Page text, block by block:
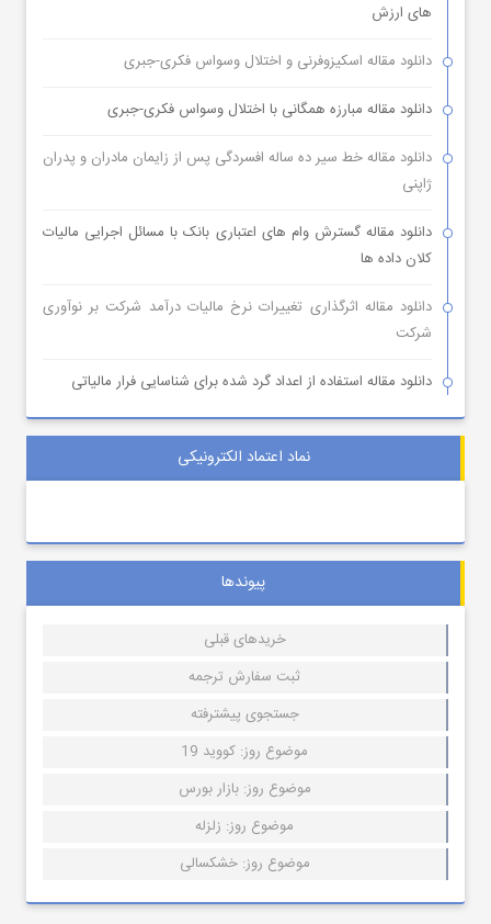
های ارزش
دانلود مقاله اسکیزوفرنی و اختلال وسواس فکری-جبری
دانلود مقاله مبارزه همگانی با اختلال وسواس فکری-جبری
دانلود مقاله خط سیر ده ساله افسردگی پس از زایمان مادران و پدران
ژاپنی
دانلود مقاله گسترش وام های اعتباری بانک با مسائل اجرایی مالیات
کلان داده ها
دانلود مقاله اثرگذاری تغییرات نرخ مالیات درآمد شرکت بر نوآوری
شرکت
دانلود مقاله استفاده از اعداد گرد شده برای شناسایی فرار مالیاتی
نماد اعتماد الکترونیکی
پیوندها
خریدهای قبلی
ثبت سفارش ترجمه
جستجوی پیشترفته
موضوع روز: کووید 19
موضوع روز: بازار بورس
موضوع روز: زلزله
موضوع روز: خشکسالی